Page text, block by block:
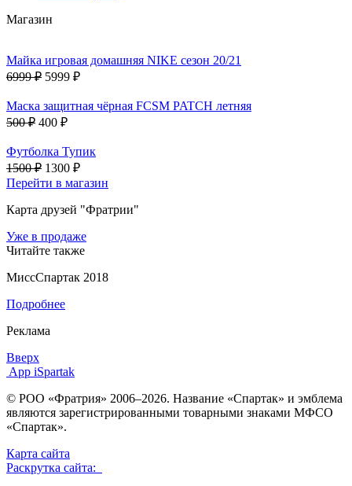
Магазин
Майка игровая домашняя NIKE сезон 20/21
6999 ₽ 5999 ₽
Маска защитная чёрная FCSM PATCH летняя
500 ₽ 400 ₽
Футболка Тупик
1500 ₽ 1300 ₽
Перейти в магазин
Карта друзей "Фратрии"
Уже в продаже
Читайте также
МиссСпартак 2018
Подробнее
Реклама
Вверх
App iSpartak
© РОО «Фратрия» 2006–2026. Название «Спартак» и эмблема
являются зарегистрированными товарными знаками МФСО
«Спартак».
Карта сайта
Раскрутка сайта: